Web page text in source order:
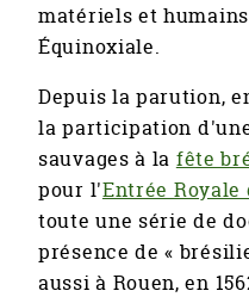
matériels et
Équinoxiale.
Depuis la parution,
la participation
sauvages à la fête
pour l'Entrée
toute une série de
présence de «
aussi à Rouen, en